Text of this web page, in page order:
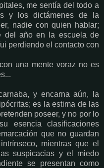
me sentía del todo a
y los dictámenes de la
nadie con quien hablar;
del año en la escuela de
perdiendo el contacto con
una mente voraz no es
y encarna aún, la
es la estima de las
poseer, y no por lo
esencia clasificaciones
que no guardan
mientras que el
suspicacias y el miedo
se presentan como